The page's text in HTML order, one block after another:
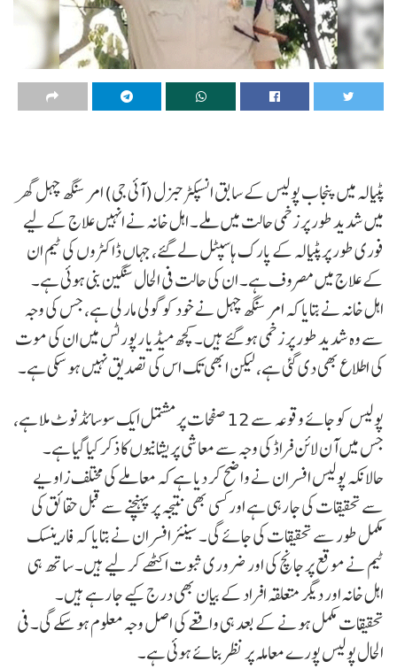
پٹیالہ میں پنجاب پولیس کے سابق انسپکٹر جنرل (آئی جی) امر سنگھ چہل گھر
میں شدید طور پر زخمی حالت میں ملے۔ اہل خانہ نے انہیں علاج کے لیے
فوری طور پر پٹیالہ کے پارک ہاسپٹل لے گئے، جہاں ڈاکٹروں کی ٹیم ان
کے علاج میں مصروف ہے۔ ان کی حالت فی الحال سنگین بنی ہوئی ہے۔
اہل خانہ نے بتایا کہ امر سنگھ چہل نے خود کو گولی مار لی ہے، جس کی وجہ
سے وہ شدید طور پر زخمی ہو گئے ہیں۔ کچھ میڈیا رپورٹس میں ان کی موت
کی اطلاع بھی دی گئی ہے، لیکن ابھی تک اس کی تصدیق نہیں ہو سکی ہے۔
پولیس کو جائے وقوعہ سے 12 صفحات پر مشتمل ایک سوسائڈ نوٹ ملا ہے،
جس میں آن لائن فراڈ کی وجہ سے معاشی پریشانیوں کا ذکر کیا گیا ہے۔
حالانکہ پولیس افسران نے واضح کر دیا ہے کہ معاملے کی مختلف زاویے
سے تحقیقات کی جا رہی ہے اور کسی بھی نتیجہ پر پہنچنے سے قبل حقائق کی
مکمل طور سے تحقیقات کی جائے گی۔ سینئر افسران نے بتایا کہ فارینسک
ٹیم نے موقع پر جانچ کی اور ضروری ثبوت اکٹھے کر لیے ہیں۔ ساتھ ہی
اہل خانہ اور دیگر متعلقہ افراد کے بیان بھی درج کیے جا رہے ہیں۔
تحقیقات مکمل ہونے کے بعد ہی واقعے کی اصل وجہ معلوم ہو سکے گی۔ فی
الحال پولیس پورے معاملہ پر نظر بنائے ہوئی ہے۔